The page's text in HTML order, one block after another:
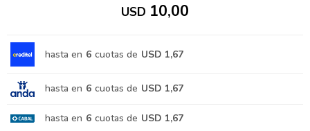
USD 10,00
hasta en 6 cuotas de USD 1,67
hasta en 6 cuotas de USD 1,67
hasta en 6 cuotas de USD 1,67